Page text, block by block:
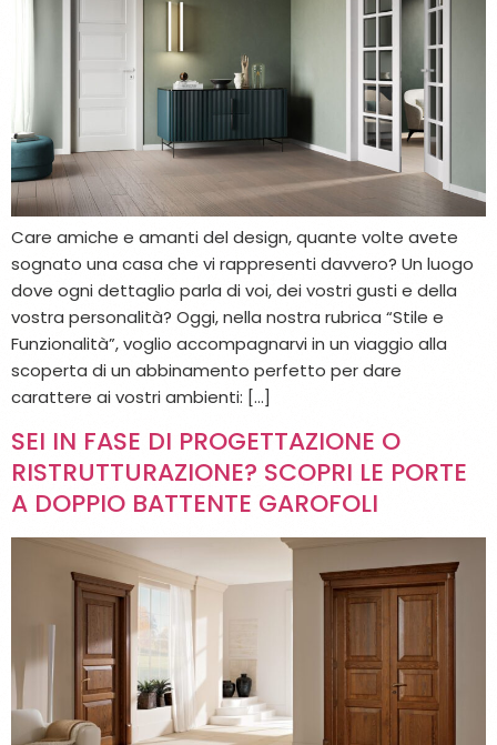
Care amiche e amanti del design, quante volte avete
sognato una casa che vi rappresenti davvero? Un luogo
dove ogni dettaglio parla di voi, dei vostri gusti e della
vostra personalità? Oggi, nella nostra rubrica “Stile e
Funzionalità”, voglio accompagnarvi in un viaggio alla
scoperta di un abbinamento perfetto per dare
carattere ai vostri ambienti: […]
SEI IN FASE DI PROGETTAZIONE O
RISTRUTTURAZIONE? SCOPRI LE PORTE
A DOPPIO BATTENTE GAROFOLI